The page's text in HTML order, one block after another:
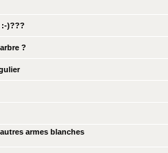
:-)???
?
armes blanches